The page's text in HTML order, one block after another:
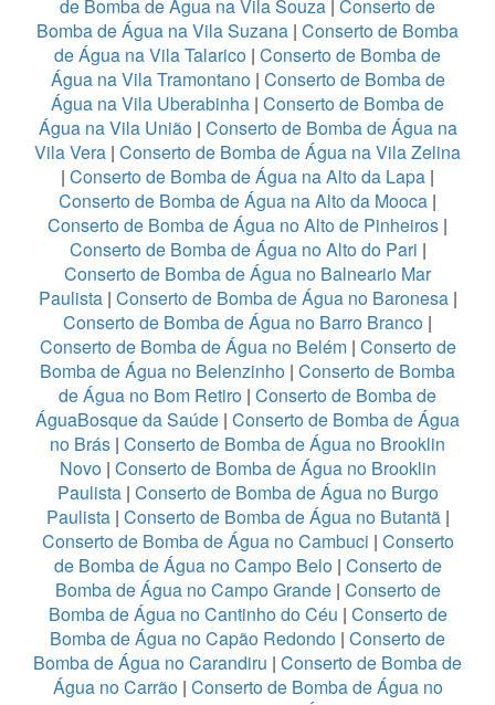
de Bomba de Água na Vila Souza | Conserto de
Bomba de Água na Vila Suzana | Conserto de Bomba
de Água na Vila Talarico | Conserto de Bomba de
Água na Vila Tramontano| Conserto de Bomba de
Água na Vila Uberabinha | Conserto de Bomba de
Água na Vila União| Conserto de Bomba de Água na
Vila Vera | Conserto de Bomba de Água na Vila Zelina
| Conserto de Bomba de Água na Alto da Lapa |
Conserto de Bomba de Água na Alto da Mooca |
Conserto de Bomba de Água no Alto de Pinheiros |
Conserto de Bomba de Água no Alto do Pari |
Conserto de Bomba de Água no Balneario Mar
Paulista| Conserto de Bomba de Água no Baronesa|
Conserto de Bomba de Água no Barro Branco |
Conserto de Bomba de Água no Belém| Conserto de
Bomba de Água no Belenzinho | Conserto de Bomba
de Água no Bom Retiro | Conserto de Bomba de
ÁguaBosque da Saúde | Conserto de Bomba de Água
no Brás | Conserto de Bomba de Água no Brooklin
Novo| Conserto de Bomba de Água no Brooklin
Paulista| Conserto de Bomba de Água no Burgo
Paulista| Conserto de Bomba de Água no Butantã|
Conserto de Bomba de Água no Cambuci | Conserto
de Bomba de Água no Campo Belo| Conserto de
Bomba de Água no Campo Grande| Conserto de
Bomba de Água no Cantinho do Céu | Conserto de
Bomba de Água no Capão Redondo | Conserto de
Bomba de Água no Carandiru | Conserto de Bomba de
Água no Carrão| Conserto de Bomba de Água no